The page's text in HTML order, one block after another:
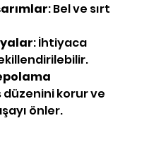
: Bel ve sırt
: İhtiyaca
düzenini korur ve
önler.